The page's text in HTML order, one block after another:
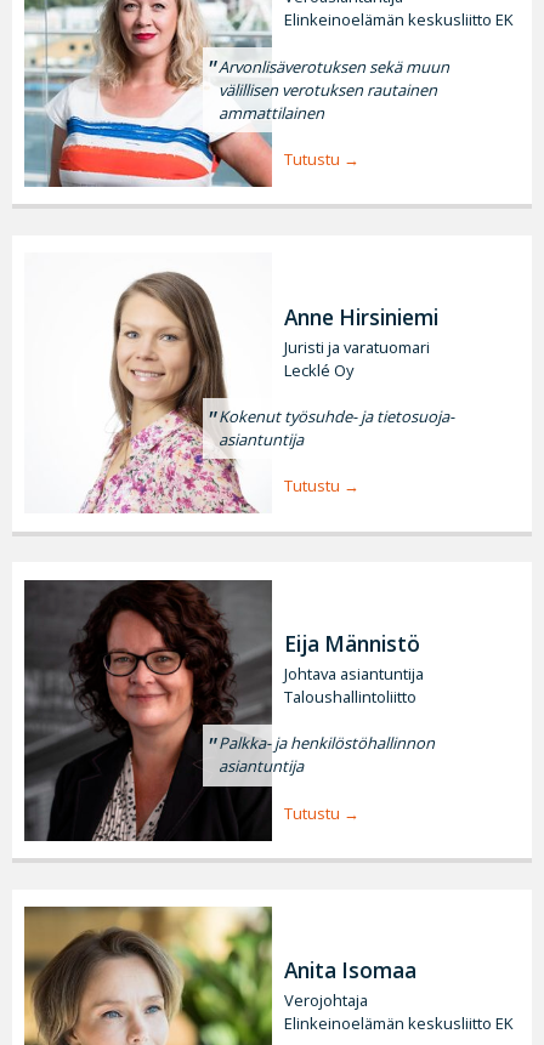
Elinkeinoelämän keskusliitto EK
Arvonlisäverotuksen sekä muun
välillisen verotuksen rautainen
ammattilainen
Tutustu
Anne Hirsiniemi
Juristi ja varatuomari
Lecklé Oy
Kokenut työsuhde- ja tietosuoja-
asiantuntija
Tutustu
Eija Männistö
Johtava asiantuntija
Taloushallintoliitto
Palkka- ja henkilöstöhallinnon
asiantuntija
Tutustu
Anita Isomaa
Verojohtaja
Elinkeinoelämän keskusliitto EK